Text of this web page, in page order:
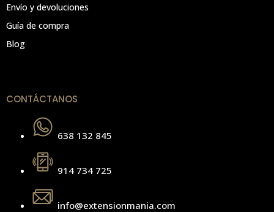
Envío y devoluciones
Guía de compra
Blog
CONTÁCTANOS
638 132 845
914 734 725
info@extensionmania.com